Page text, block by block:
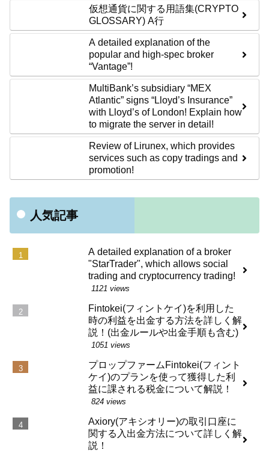
仮想通貨に関する用語集(CRYPTO
GLOSSARY) A行
A detailed explanation of the
popular and high-spec broker
“Vantage”!
MultiBank’s subsidiary “MEX
Atlantic” signs “Lloyd’s Insurance”
with Lloyd’s of London! Explain how
to migrate the server in detail!
Review of Lirunex, which provides
services such as copy tradings and
promotion!
人気記事
A detailed explanation of a broker
"StarTrader", which allows social
trading and cryptocurrency trading!
1121 views
Fintokei(フィントケイ)を利用した
時の利益を出金する方法を詳しく解
説！(出金ルールや出金手順も含む)
1051 views
プロップファームFintokei(フィント
ケイ)のプランを使って獲得した利
益に課される税金について解説！
824 views
Axiory(アキシオリー)の取引口座に
関する入出金方法について詳しく解
説！